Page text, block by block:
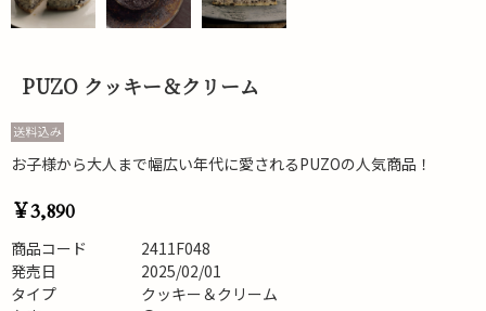
PUZO クッキー＆クリーム
お子様から大人まで幅広い年代に愛されるPUZOの人気商品！
￥3,890
商品コード
2411F048
発売日
2025/02/01
タイプ
クッキー＆クリーム